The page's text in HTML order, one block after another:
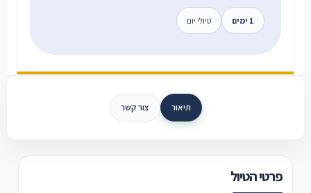
1 ימים טיולי יום
תיאור צור קשר
פרטי הטיול